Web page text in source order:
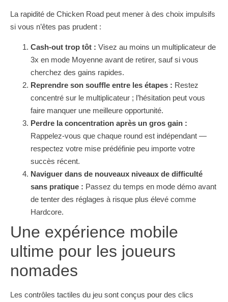
La rapidité de Chicken Road peut mener à des choix impulsifs
si vous n’êtes pas prudent :
Cash‑out trop tôt : Visez au moins un multiplicateur de
3x en mode Moyenne avant de retirer, sauf si vous
cherchez des gains rapides.
Reprendre son souffle entre les étapes : Restez
concentré sur le multiplicateur ; l’hésitation peut vous
faire manquer une meilleure opportunité.
Perdre la concentration après un gros gain :
Rappelez-vous que chaque round est indépendant —
respectez votre mise prédéfinie peu importe votre
succès récent.
Naviguer dans de nouveaux niveaux de difficulté
sans pratique : Passez du temps en mode démo avant
de tenter des réglages à risque plus élevé comme
Hardcore.
Une expérience mobile
ultime pour les joueurs
nomades
Les contrôles tactiles du jeu sont conçus pour des clics